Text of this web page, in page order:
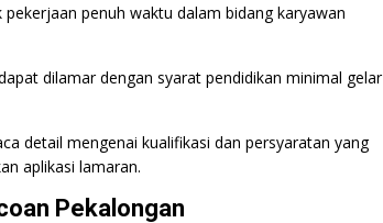
penuh waktu dalam bidang karyawan
dilamar dengan syarat pendidikan minimal gelar
detail mengenai kualifikasi dan persyaratan yang
aplikasi lamaran.
Pekalongan